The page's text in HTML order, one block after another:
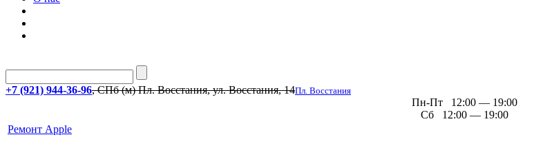
+7 (921) 944-36-96, СПб (м) Пл. Восстания, ул. Восстания, 14Пл. Восстания
Пн-Пт 12:00 — 19:00
Сб 12:00 — 19:00
Ремонт Apple